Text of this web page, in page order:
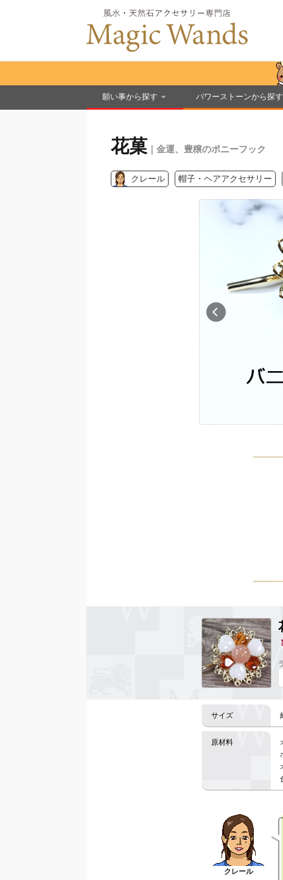
願い事から探す パワーストーンから探す
花菓 ｜金運、豊穣のポニーフック
クレール 帽子・ヘアアクセサリー